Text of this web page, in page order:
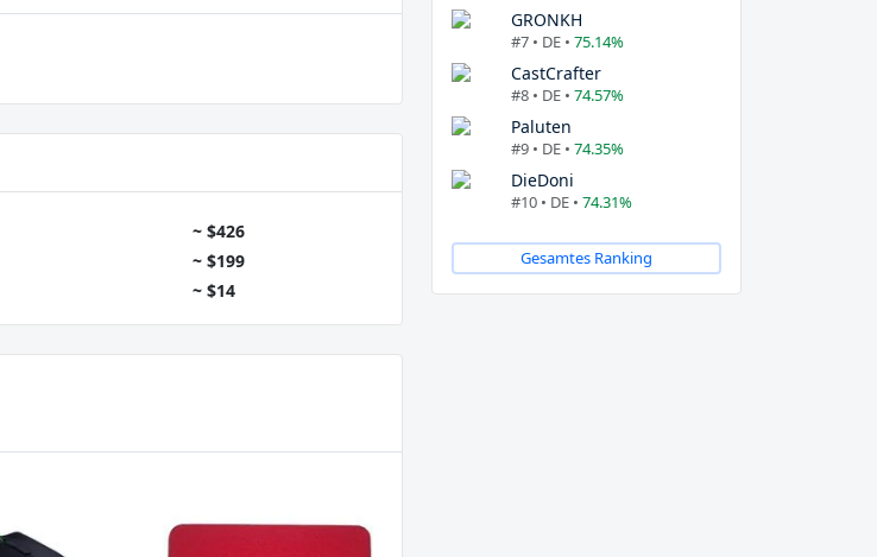
~ $426
~ $199
~ $14
GRONKH
#7 • DE • 75.14%
CastCrafter
#8 • DE • 74.57%
Paluten
#9 • DE • 74.35%
DieDoni
#10 • DE • 74.31%
Gesamtes Ranking